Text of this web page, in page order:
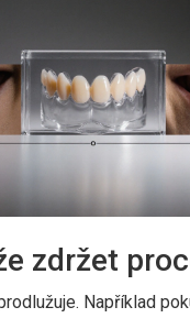
zdržet
Například